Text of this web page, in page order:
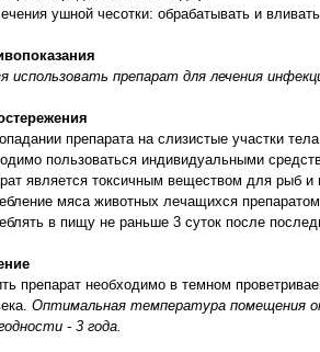
ушной чесотки: обрабатывать и
использовать препарат для лечения
препарата на слизистые участки
пользоваться индивидуальными
является токсичным веществом для рыб и
мяса животных лечащихся
в пищу не раньше 3 суток после
препарат необходимо в темном
Оптимальная температура помещения
- 3 года.